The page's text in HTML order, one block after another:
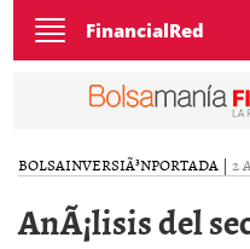
Toggle
navigation
FinancialRed
BOLSAINVERSIÃ³NPORTADA | 2
AnÃ¡lisis del